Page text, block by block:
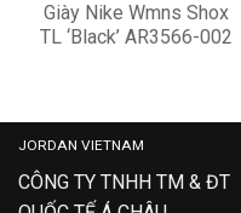
Giày Nike Wmns Shox
TL ‘Black’ AR3566-002
JORDAN VIETNAM
CÔNG TY TNHH TM & ĐT